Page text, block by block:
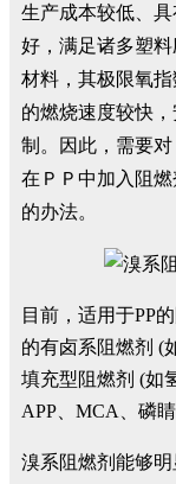
生产成本较低、
好，满足诸多塑
材料，其极限氧
的燃烧速度较快
制。因此，需要
在ＰＰ中加入阻
的办法。
目前，适用于PP
的有卤系阻燃剂 (
填充型阻燃剂 (如
APP、MCA、磷
溴系阻燃剂能够明